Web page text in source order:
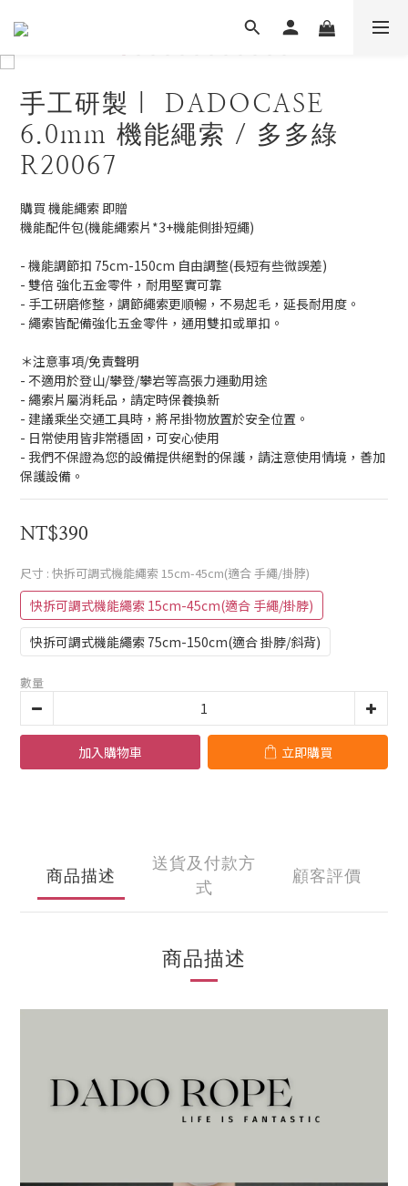
手工研製｜ DADOCASE
6.0mm 機能繩索 / 多多綠
R20067
購買 機能繩索 即贈
機能配件包(機能繩索片*3+機能側掛短繩)
- 機能調節扣 75cm-150cm 自由調整(長短有些微誤差)
- 雙倍 強化五金零件，耐用堅實可靠
- 手工研磨修整，調節繩索更順暢，不易起毛，延長耐用度。
- 繩索皆配備強化五金零件，通用雙扣或單扣。
＊注意事項/免責聲明
- 不適用於登山/攀登/攀岩等高張力運動用途
- 繩索片屬消耗品，請定時保養換新
- 建議乘坐交通工具時，將吊掛物放置於安全位置。
- 日常使用皆非常穩固，可安心使用
- 我們不保證為您的設備提供絕對的保護，請注意使用情境，善加
保護設備。
NT$390
尺寸 : 快拆可調式機能繩索 15cm-45cm(適合 手繩/掛脖)
快拆可調式機能繩索 15cm-45cm(適合 手繩/掛脖)
快拆可調式機能繩索 75cm-150cm(適合 掛脖/斜背)
數量
加入購物車 立即購買
商品描述
送貨及付款方
式
顧客評價
商品描述